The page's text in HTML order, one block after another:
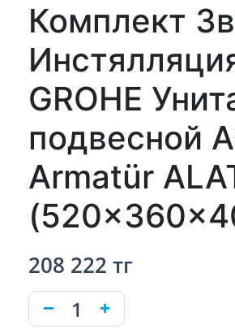
Комплект
GROHE
подвесной
Armatür
208 222 тг